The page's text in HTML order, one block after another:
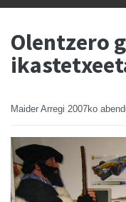
Olentzero
Maider Arregi 2007ko